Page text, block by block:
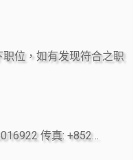
位，如有发现符合之职
传真: +852…